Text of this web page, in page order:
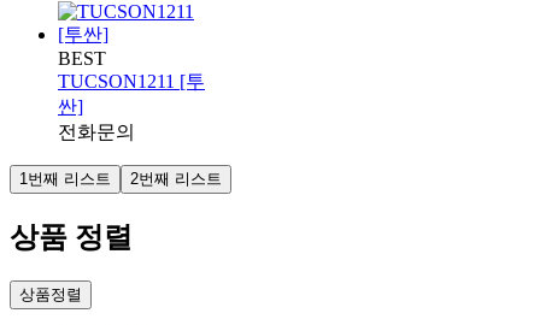
BEST
TUCSON1211 [투
싼]
전화문의
1번째 리스트 2번째 리스트
상품 정렬
상품정렬